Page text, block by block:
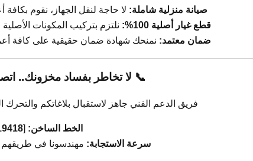
صيانة منزلية شاملة: لا حاجة لنقل الجهاز، نقوم
قطع غيار أصلية 100%:
نلتزم بتركيب المكونات
ضمان معتمد: نمنحك شهادة ضمان حقيقية على كافة
📞 لا تخاطر بفساد مخزونك..
فريق الدعم الفني جاهز لاستقبال بلاغاتكم
الخط الساخن: [
سرعة الاستجابة: مهندسونا في طريقهم